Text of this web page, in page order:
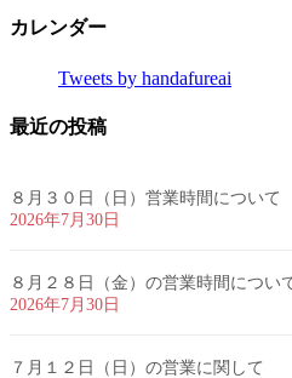
カレンダー
Tweets by handafureai
最近の投稿
８月３０日（日）営業時間について
2026年7月30日
８月２８日（金）の営業時間につい
2026年7月30日
７月１２日（日）の営業に関して